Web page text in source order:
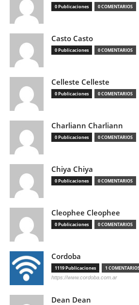
0 Publicaciones 0 COMENTARIOS
Casto Casto
0 Publicaciones 0 COMENTARIOS
Celleste Celleste
0 Publicaciones 0 COMENTARIOS
Charliann Charliann
0 Publicaciones 0 COMENTARIOS
Chiya Chiya
0 Publicaciones 0 COMENTARIOS
Cleophee Cleophee
0 Publicaciones 0 COMENTARIOS
Cordoba
1119 Publicaciones 1
https://www.cordoba.com.ar
Dean Dean